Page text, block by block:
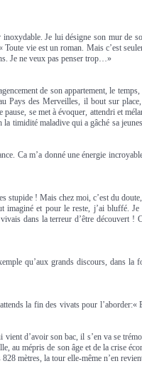
Je lui désigne son mur de
vie est un roman. Mais c’est
Je ne veux pas penser trop…»
de son appartement, le temps,
Pays des Merveilles, il bout sur place,
se met à évoquer, attendri et
timidité maladive qui a gâché sa
Ca m’a donné une énergie
stupide ! Mais chez moi, c’est du doute,
imaginé et pour le reste, j’ai bluffé. Je
dans la terreur d’être découvert !
qu’aux grands discours, dans la
la fin des vivats pour l’aborder:«
d’avoir son bac, il s’en va se
au mépris de son âge et de la crise
828 mètres, la tour elle-même n’en